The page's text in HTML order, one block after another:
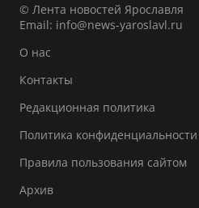
© Лента новостей Ярославля
Email: info@news-yaroslavl.ru
О нас
Контакты
Редакционная политика
Политика конфиденциальности
Правила пользования сайтом
Архив